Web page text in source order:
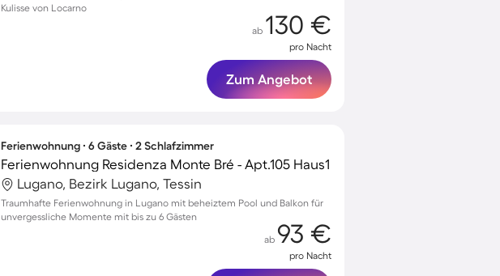
Kulisse von Locarno
ab 130 €
pro Nacht
Zum Angebot
Ferienwohnung ∙ 6 Gäste ∙ 2 Schlafzimmer
Ferienwohnung Residenza Monte Bré - Apt.105 Haus1
Lugano, Bezirk Lugano, Tessin
Traumhafte Ferienwohnung in Lugano mit beheiztem Pool und Balkon für
unvergessliche Momente mit bis zu 6 Gästen
ab 93 €
pro Nacht